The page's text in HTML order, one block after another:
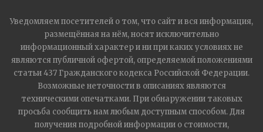
Уведомляем посетителей о том, что сайт и вся информация,
размещённая на нём, носят исключительно
информационный характер и ни при каких условиях не
являются публичной офертой, определяемой положениями
статьи 437 Гражданского кодекса Российской Федерации.
Возможные неточности в описаниях являются
техническими опечатками. При обнаружении таковых
просьба сообщить нам любым доступным способом. Для
получения подробной информации о стоимости,